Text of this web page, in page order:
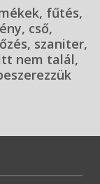
fűtés,
cső,
szaniter,
nem talál,